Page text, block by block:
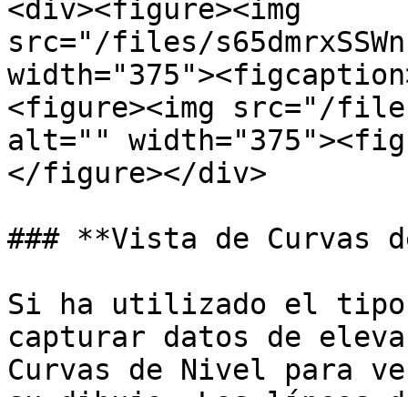
<div><figure><img
src="/files/
<figure><img src="/
alt=""
</figure></div>
### **Vista de Curvas
Si ha utilizado el tipo
capturar datos de
Curvas de Nivel para